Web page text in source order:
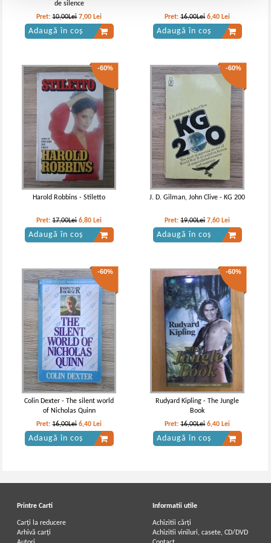
de silence
Pret:10,00Lei 7,00 Lei
Adaugă în coș
Pret:16,00Lei 6,40 Lei
Adaugă în coș
-60%
Harold Robbins - Stiletto
Pret:17,00Lei 6,80 Lei
Adaugă în coș
-60%
J. D. Gilman, John Clive - KG 200
Pret:19,00Lei 7,60 Lei
Adaugă în coș
-60%
Colin Dexter - The silent world
of Nicholas Quinn
Pret:16,00Lei 6,40 Lei
Adaugă în coș
-60%
Rudyard Kipling - The Jungle
Book
Pret:16,00Lei 6,40 Lei
Adaugă în coș
Printre Carti
Carți la reducere
Arhivă carți
Informatii utile
Achizitii cărți
Achizitii viniluri, casete, CD/DVD